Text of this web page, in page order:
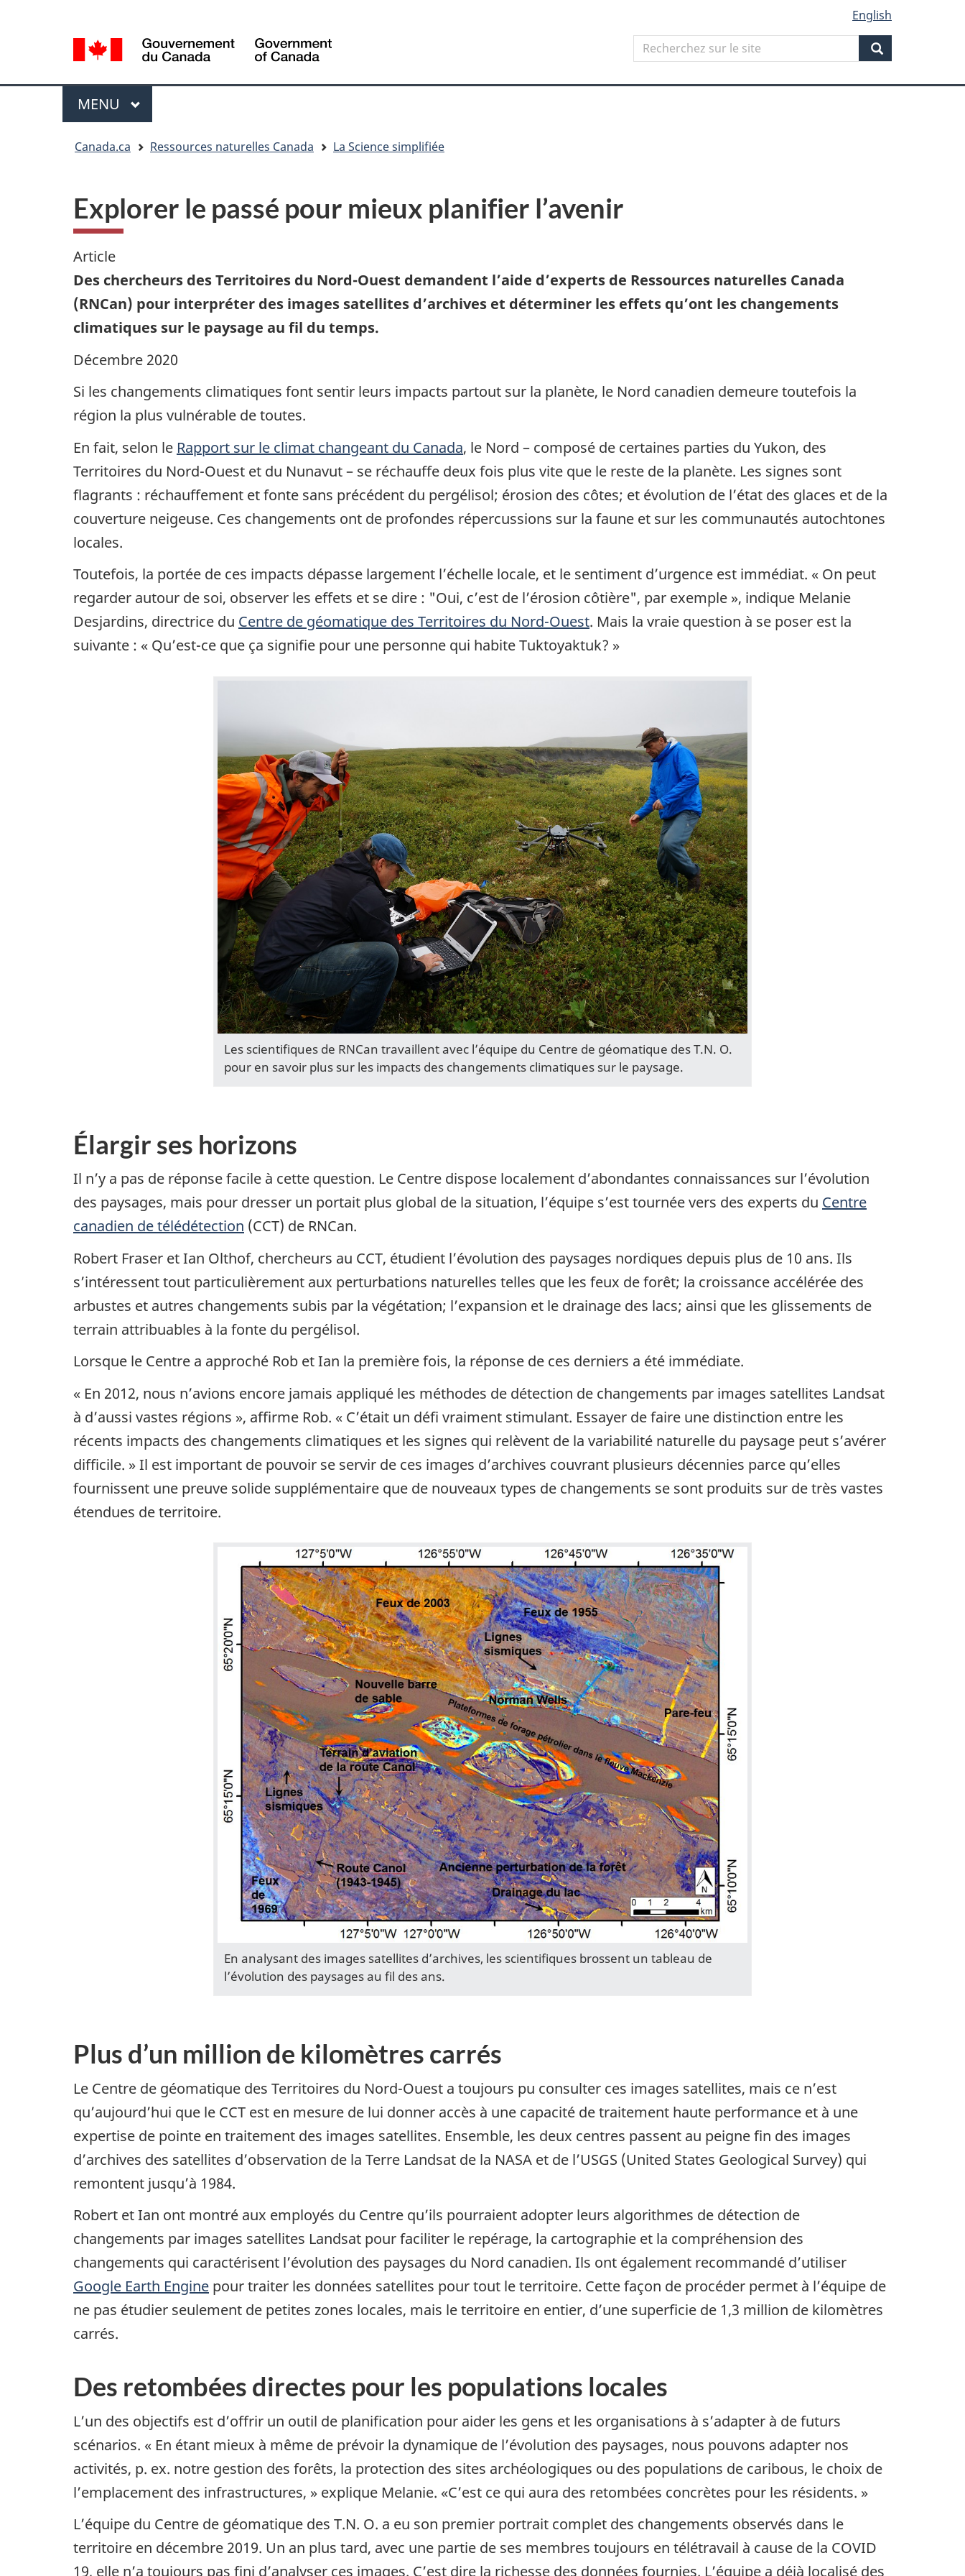
HTML
de
la
langue
selection
English
Search
Recherchez
sur
Search
Menu
MENU PRINCIPAL
Canada.ca Ressources naturelles Canada La Science simplifiée
Explorer le passé pour mieux planifier l’avenir
Article
Des chercheurs des Territoires du Nord-Ouest demandent l’aide d’experts de Ressources naturelles Canada
(RNCan) pour interpréter des images satellites d’archives et déterminer les effets qu’ont les changements
climatiques sur le paysage au fil du temps.
Décembre 2020
Si les changements climatiques font sentir leurs impacts partout sur la planète, le Nord canadien demeure toutefois la
région la plus vulnérable de toutes.
En fait, selon le Rapport sur le climat changeant du Canada, le Nord – composé de certaines parties du Yukon, des
Territoires du Nord-Ouest et du Nunavut – se réchauffe deux fois plus vite que le reste de la planète. Les signes sont
flagrants : réchauffement et fonte sans précédent du pergélisol; érosion des côtes; et évolution de l’état des glaces et de la
couverture neigeuse. Ces changements ont de profondes répercussions sur la faune et sur les communautés autochtones
locales.
Toutefois, la portée de ces impacts dépasse largement l’échelle locale, et le sentiment d’urgence est immédiat. « On peut
regarder autour de soi, observer les effets et se dire : "Oui, c’est de l’érosion côtière", par exemple », indique Melanie
Desjardins, directrice du Centre de géomatique des Territoires du Nord-Ouest. Mais la vraie question à se poser est la
suivante : « Qu’est-ce que ça signifie pour une personne qui habite Tuktoyaktuk? »
Les scientifiques de RNCan travaillent avec l’équipe du Centre de géomatique des T.N. O.
pour en savoir plus sur les impacts des changements climatiques sur le paysage.
Élargir ses horizons
Il n’y a pas de réponse facile à cette question. Le Centre dispose localement d’abondantes connaissances sur l’évolution
des paysages, mais pour dresser un portait plus global de la situation, l’équipe s’est tournée vers des experts du Centre
canadien de télédétection (CCT) de RNCan.
Robert Fraser et Ian Olthof, chercheurs au CCT, étudient l’évolution des paysages nordiques depuis plus de 10 ans. Ils
s’intéressent tout particulièrement aux perturbations naturelles telles que les feux de forêt; la croissance accélérée des
arbustes et autres changements subis par la végétation; l’expansion et le drainage des lacs; ainsi que les glissements de
terrain attribuables à la fonte du pergélisol.
Lorsque le Centre a approché Rob et Ian la première fois, la réponse de ces derniers a été immédiate.
« En 2012, nous n’avions encore jamais appliqué les méthodes de détection de changements par images satellites Landsat
à d’aussi vastes régions », affirme Rob. « C’était un défi vraiment stimulant. Essayer de faire une distinction entre les
récents impacts des changements climatiques et les signes qui relèvent de la variabilité naturelle du paysage peut s’avérer
difficile. » Il est important de pouvoir se servir de ces images d’archives couvrant plusieurs décennies parce qu’elles
fournissent une preuve solide supplémentaire que de nouveaux types de changements se sont produits sur de très vastes
étendues de territoire.
En analysant des images satellites d’archives, les scientifiques brossent un tableau de
l’évolution des paysages au fil des ans.
Plus d’un million de kilomètres carrés
Le Centre de géomatique des Territoires du Nord-Ouest a toujours pu consulter ces images satellites, mais ce n’est
qu’aujourd’hui que le CCT est en mesure de lui donner accès à une capacité de traitement haute performance et à une
expertise de pointe en traitement des images satellites. Ensemble, les deux centres passent au peigne fin des images
d’archives des satellites d’observation de la Terre Landsat de la NASA et de l’USGS (United States Geological Survey) qui
remontent jusqu’à 1984.
Robert et Ian ont montré aux employés du Centre qu’ils pourraient adopter leurs algorithmes de détection de
changements par images satellites Landsat pour faciliter le repérage, la cartographie et la compréhension des
changements qui caractérisent l’évolution des paysages du Nord canadien. Ils ont également recommandé d’utiliser
Google Earth Engine pour traiter les données satellites pour tout le territoire. Cette façon de procéder permet à l’équipe de
ne pas étudier seulement de petites zones locales, mais le territoire en entier, d’une superficie de 1,3 million de kilomètres
carrés.
Des retombées directes pour les populations locales
L’un des objectifs est d’offrir un outil de planification pour aider les gens et les organisations à s’adapter à de futurs
scénarios. « En étant mieux à même de prévoir la dynamique de l’évolution des paysages, nous pouvons adapter nos
activités, p. ex. notre gestion des forêts, la protection des sites archéologiques ou des populations de caribous, le choix de
l’emplacement des infrastructures, » explique Melanie. «C’est ce qui aura des retombées concrètes pour les résidents. »
L’équipe du Centre de géomatique des T.N. O. a eu son premier portrait complet des changements observés dans le
territoire en décembre 2019. Un an plus tard, avec une partie de ses membres toujours en télétravail à cause de la COVID
19, elle n’a toujours pas fini d’analyser ces images. C’est dire la richesse des données fournies. L’équipe a déjà localisé des